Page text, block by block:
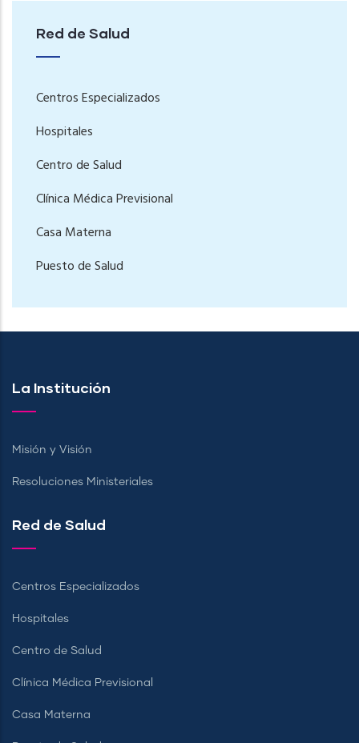
Red de Salud
Centros Especializados
Hospitales
Centro de Salud
Clínica Médica Previsional
Casa Materna
Puesto de Salud
La Institución
Misión y Visión
Resoluciones Ministeriales
Red de Salud
Centros Especializados
Hospitales
Centro de Salud
Clínica Médica Previsional
Casa Materna